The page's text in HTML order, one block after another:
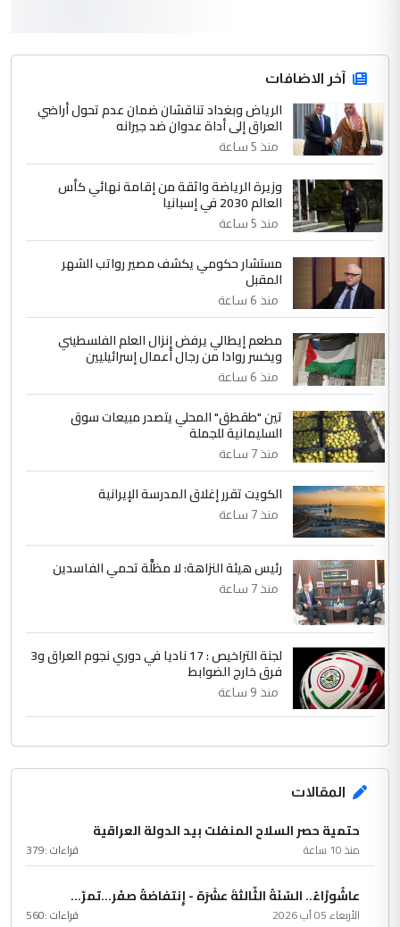
جنسية الرافد الثالث للعراق ومن اصول عريقة
ابا فرات ...
الموضوع :
الجواهري يرد على صدام حسين سل
مضجعيك يابن الزنا (نص كامل)
سردار
التعليق : واحد من عصابة علي ماما يسقط
جنسية الرافد الثالث للعراق ومن اصول عريقة
ابا فرات ...
الموضوع :
الجواهري يرد على صدام حسين سل
مضجعيك يابن الزنا (نص كامل)
5 حيدر عاشور
التعليق : تحياتي لك استاذ حامدتركان. كلام
دقيق ومسؤول؛ فالاستثمار الحقيقي للإنسان
وثروات البلد يعتمد على الكفاءة ...
الموضوع :
بين الإهمال واغتصاب الأرض.. بلاد
الرافدين تعاني الجفاف والتصحر!!
آخر الاضافات
الرياض وبغداد تناقشان ضمان عدم تحول أراضي
العراق إلى أداة عدوان ضد جيرانه
منذ 5 ساعة
وزيرة الرياضة واثقة من إقامة نهائي كأس
العالم 2030 في إسبانيا
منذ 5 ساعة
مستشار حكومي يكشف مصير رواتب الشهر
المقبل
منذ 6 ساعة
مطعم إيطالي يرفض إنزال العلم الفلسطيني
ويخسر روادا من رجال أعمال إسرائيليين
منذ 6 ساعة
تين "طقطق" المحلي يتصدر مبيعات سوق
السليمانية للجملة
منذ 7 ساعة
الكويت تقرر إغلاق المدرسة الإيرانية
منذ 7 ساعة
رئيس هيئة النزاهة: لا مظلَّة تحمي الفاسدين
منذ 7 ساعة
لجنة التراخيص : 17 ناديا في دوري نجوم العراق و3
فرق خارج الضوابط
منذ 9 ساعة
المقالات
حتمية حصر السلاح المنفلت بيد الدولة العراقية
منذ 10 ساعة قراءات :379
عاشُورْاءُ.. السّنَةُ الثّالثةَ عشَرَة - إِنتفاضةُ صفَر…تمرّ...
الأربعاء 05 آب 2026 قراءات :560